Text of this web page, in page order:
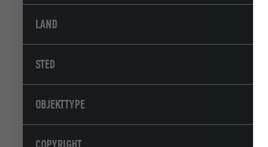
LAND
STED
OBJEKTTYPE